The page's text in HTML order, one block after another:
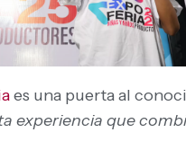
es una puerta al
experiencia que